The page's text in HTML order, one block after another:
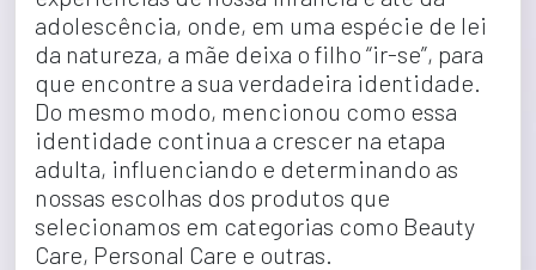
adolescência, onde, em uma espécie de lei
da natureza, a mãe deixa o filho “ir-se”, para
que encontre a sua verdadeira identidade.
Do mesmo modo, mencionou como essa
identidade continua a crescer na etapa
adulta, influenciando e determinando as
nossas escolhas dos produtos que
selecionamos em categorias como Beauty
Care, Personal Care e outras.